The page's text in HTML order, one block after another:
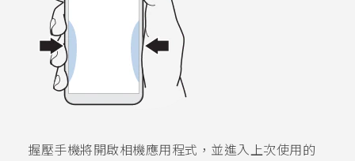
握壓手機將開啟相機應用程式，並進入上次使用的